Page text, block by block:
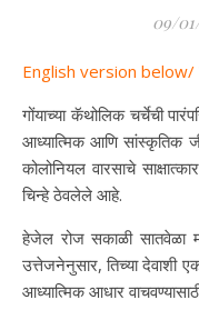
09/
English version
गोंयाच्या कॅथोलिक चर्चेची
आध्यात्मिक आणि सांस्कृतिक
कोलोनियल वारसाचे
चिन्हे ठेवलेले आहे.
हेजेल रोज सकाळी सातवेळा
उत्तेजनेनुसार, तिच्या देवाशी
आध्यात्मिक आधार